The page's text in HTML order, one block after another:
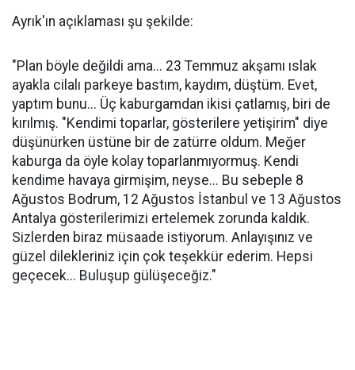
Ayrık'ın açıklaması şu şekilde:
"Plan böyle değildi ama... 23 Temmuz akşamı ıslak
ayakla cilalı parkeye bastım, kaydım, düştüm. Evet,
yaptım bunu... Üç kaburgamdan ikisi çatlamış, biri de
kırılmış. "Kendimi toparlar, gösterilere yetişirim" diye
düşünürken üstüne bir de zatürre oldum. Meğer
kaburga da öyle kolay toparlanmıyormuş. Kendi
kendime havaya girmişim, neyse... Bu sebeple 8
Ağustos Bodrum, 12 Ağustos İstanbul ve 13 Ağustos
Antalya gösterilerimizi ertelemek zorunda kaldık.
Sizlerden biraz müsaade istiyorum. Anlayışınız ve
güzel dilekleriniz için çok teşekkür ederim. Hepsi
geçecek... Buluşup gülüşeceğiz."